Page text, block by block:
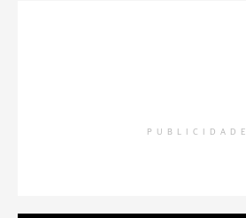
PUBLICIDADE